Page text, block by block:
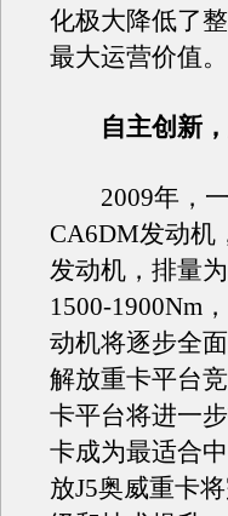
化极大降低了
最大运营价值。
自主创新
2009年，一
CA6DM发动机
发动机，排量
1500-1900Nm
动机将逐步全
解放重卡平台
卡平台将进一
卡成为最适合
放J5奥威重卡